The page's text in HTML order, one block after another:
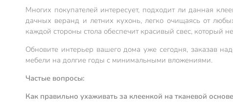
Многих покупателей интересует, подходит ли данная
дачных веранд и летних кухонь, легко очищаясь от
каждой стороны стола обеспечит красивый свес, который
Обновите интерьер вашего дома уже сегодня, заказав
мебели на долгие годы с минимальными вложениями.
Частые вопросы:
Как правильно ухаживать за клеенкой на тканевой